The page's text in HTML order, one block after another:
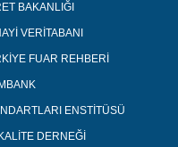
BAKANLIĞI
VERİTABANI
FUAR REHBERİ
ENSTİTÜSÜ
DERNEĞİ